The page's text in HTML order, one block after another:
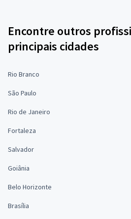
Encontre outros
principais cidades
Rio Branco
São Paulo
Rio de Janeiro
Fortaleza
Salvador
Goiânia
Belo Horizonte
Brasília